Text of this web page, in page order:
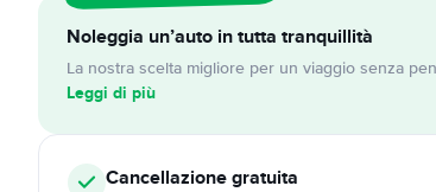
Noleggia un’auto in tutta tranquillità
La nostra scelta migliore per un viaggio senza
Leggi di più
Cancellazionegratuita